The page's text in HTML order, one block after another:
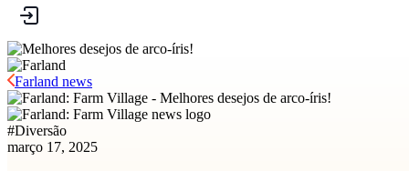
Farland news
#Diversão
março 17, 2025